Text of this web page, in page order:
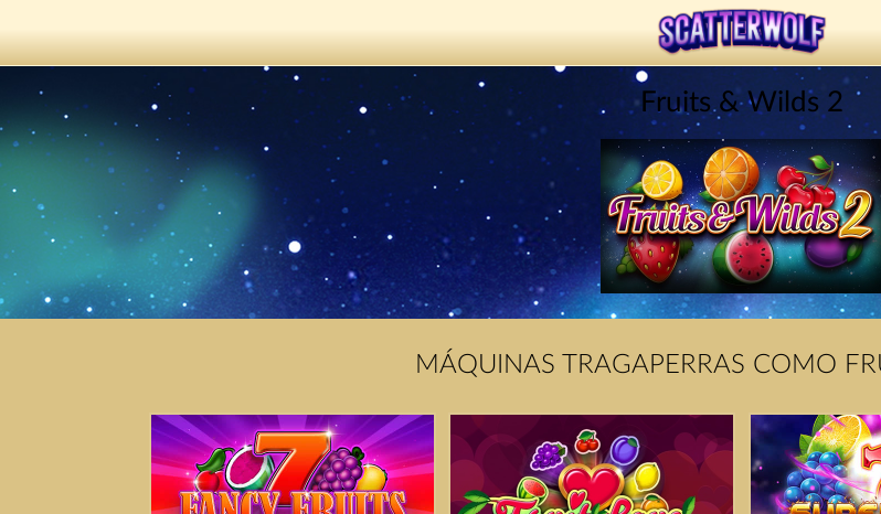
Fruits & Wilds 2
MÁQUINAS TRAGAPERRAS COMO